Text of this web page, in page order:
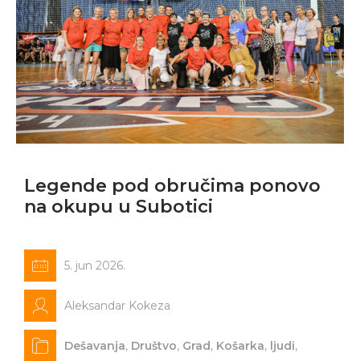
Legende pod obručima ponovo
na okupu u Subotici
5. jun 2026.
Aleksandar Kokeza
Dešavanja, Društvo, Grad, Košarka, ljudi,